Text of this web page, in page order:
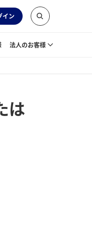
イン
法人のお客様
は